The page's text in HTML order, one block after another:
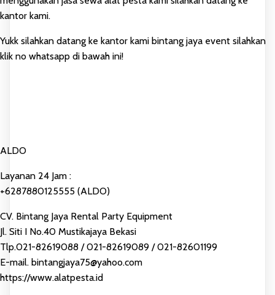
kantor kami.
Yukk silahkan datang ke kantor kami bintang jaya event silahkan
klik no whatsapp di bawah ini!
ALDO
Layanan 24 Jam :
+6287880125555 (ALDO)
CV. Bintang Jaya Rental Party Equipment
Jl. Siti I No.40 Mustikajaya Bekasi
Tlp.021-82619088 / 021-82619089 / 021-82601199
E-mail. bintangjaya75@yahoo.com
https://www.alatpesta.id